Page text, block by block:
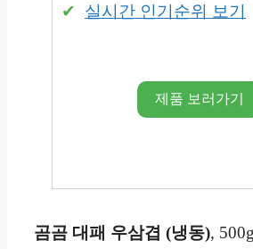
실시간 인기순위 보기
제품 보러가기
곰곰 대패 우삼겹 (냉동),